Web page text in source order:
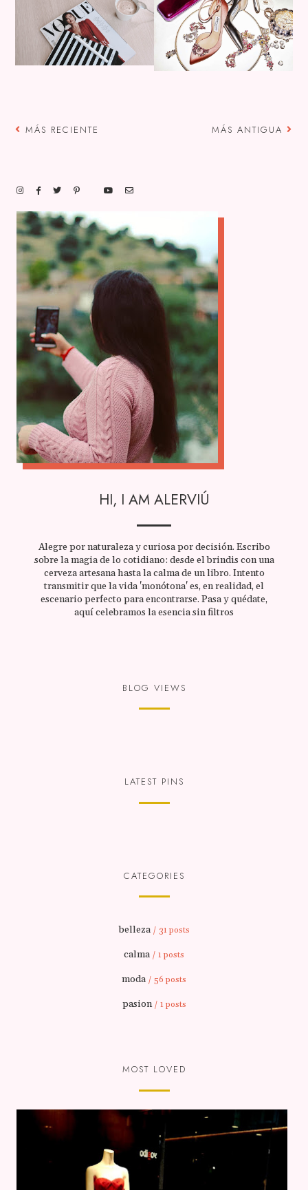
MÁS RECIENTE MÁS ANTIGUA
HI, I AM ALERVIÚ
Alegre por naturaleza y curiosa por decisión. Escribo
sobre la magia de lo cotidiano: desde el brindis con una
cerveza artesana hasta la calma de un libro. Intento
transmitir que la vida 'monótona' es, en realidad, el
escenario perfecto para encontrarse. Pasa y quédate,
aquí celebramos la esencia sin filtros
BLOG VIEWS
LATEST PINS
CATEGORIES
belleza / 31 posts
calma / 1 posts
moda / 56 posts
pasion / 1 posts
MOST LOVED